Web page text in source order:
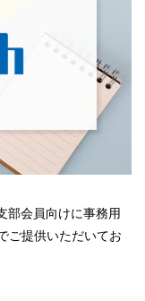
部会員向けに事務用
ご提供いただいてお